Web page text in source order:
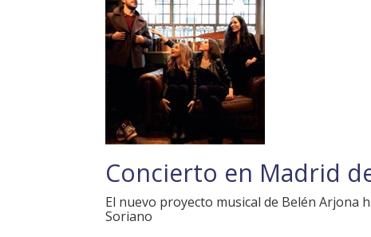
Concierto en Madrid
El nuevo proyecto musical de Belén Arjona
Soriano